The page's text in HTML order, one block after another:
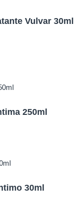
Vulvar 30ml
250ml
30ml